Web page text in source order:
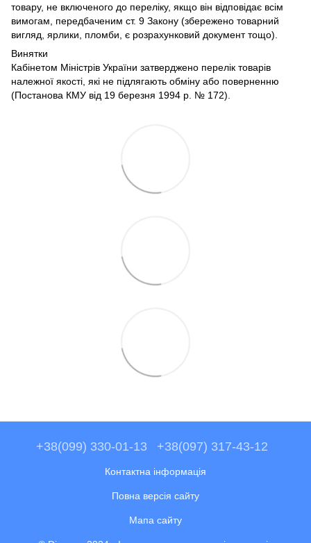
товару, не включеного до переліку, якщо він відповідає всім
вимогам, передбаченим ст. 9 Закону (збережено товарний
вигляд, ярлики, пломби, є розрахунковий документ тощо).
Винятки
Кабінетом Міністрів України затверджено перелік товарів
належної якості, які не підлягають обміну або поверненню
(Постанова КМУ від 19 березня 1994 р. № 172).
+38(099) 330-01-13 +38(097) 317-43-12
Контактна інформація
Повна версія сайту
Мапа сайту